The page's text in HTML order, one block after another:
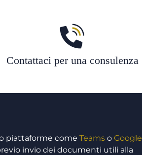
Contattaci per una consulenza
piattaforme come Teams o Google
invio dei documenti utili alla